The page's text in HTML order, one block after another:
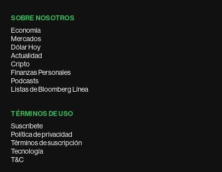
SOBRE NOSOTROS
Economía
Mercados
Dólar Hoy
Actualidad
Cripto
Finanzas Personales
Podcasts
Listas de Bloomberg Línea
TÉRMINOS DE USO
Suscríbete
Política de privacidad
Términos de suscripción
Tecnología
T&C